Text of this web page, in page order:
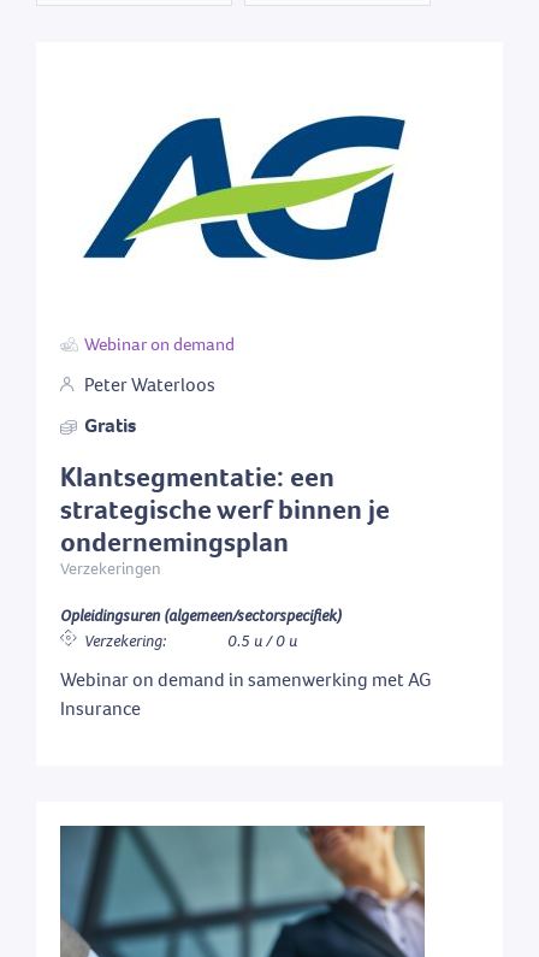
Klantsegmentatie: een
strategische werf binnen je
ondernemingsplan
Verzekeringen
Opleidingsuren (algemeen/sectorspecifiek)
Verzekering:
0.5 u / 0 u
Webinar on demand in samenwerking met AG
Insurance
Webinar on demand
Peter Waterloos
Gratis